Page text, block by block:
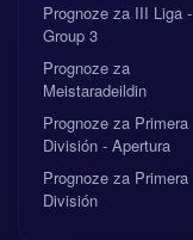
Prognoze za III Liga -
Group 3
Prognoze za
Meistaradeildin
Prognoze za Primera
División - Apertura
Prognoze za Primera
División